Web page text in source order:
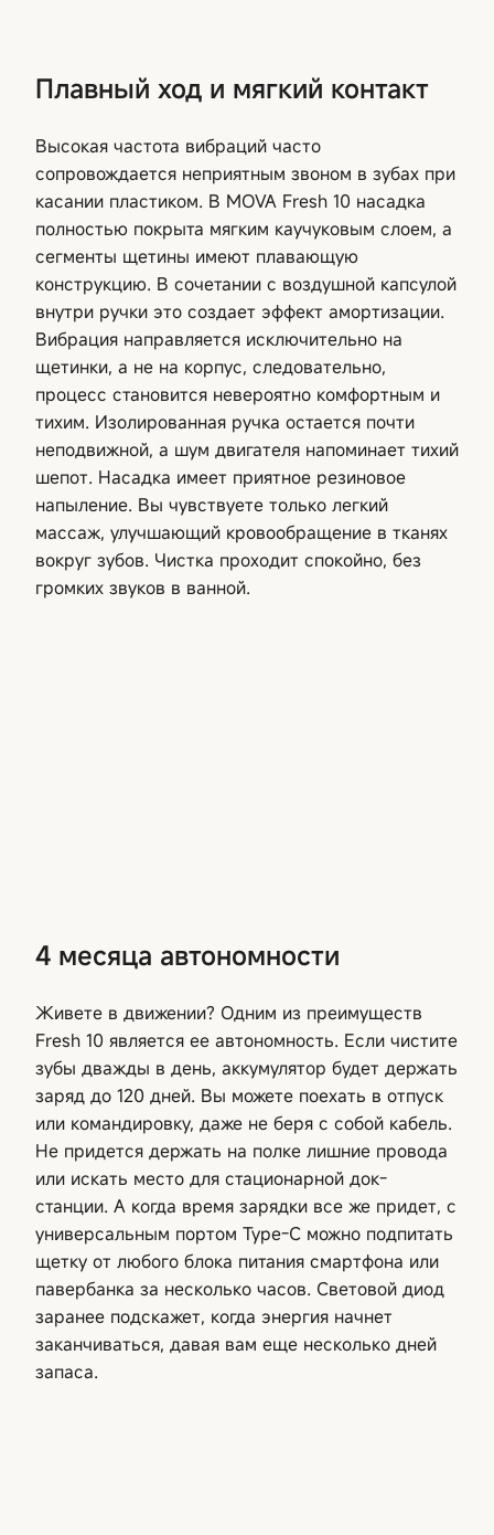
Плавный ход и мягкий контакт
Высокая частота вибраций часто
сопровождается неприятным звоном в зубах при
касании пластиком. В MOVA Fresh 10 насадка
полностью покрыта мягким каучуковым слоем, а
сегменты щетины имеют плавающую
конструкцию. В сочетании с воздушной капсулой
внутри ручки это создает эффект амортизации.
Вибрация направляется исключительно на
щетинки, а не на корпус, следовательно,
процесс становится невероятно комфортным и
тихим. Изолированная ручка остается почти
неподвижной, а шум двигателя напоминает тихий
шепот. Насадка имеет приятное резиновое
напыление. Вы чувствуете только легкий
массаж, улучшающий кровообращение в тканях
вокруг зубов. Чистка проходит спокойно, без
громких звуков в ванной.
4 месяца автономности
Живете в движении? Одним из преимуществ
Fresh 10 является ее автономность. Если чистите
зубы дважды в день, аккумулятор будет держать
заряд до 120 дней. Вы можете поехать в отпуск
или командировку, даже не беря с собой кабель.
Не придется держать на полке лишние провода
или искать место для стационарной док-
станции. А когда время зарядки все же придет, с
универсальным портом Type-C можно подпитать
щетку от любого блока питания смартфона или
павербанка за несколько часов. Световой диод
заранее подскажет, когда энергия начнет
заканчиваться, давая вам еще несколько дней
запаса.